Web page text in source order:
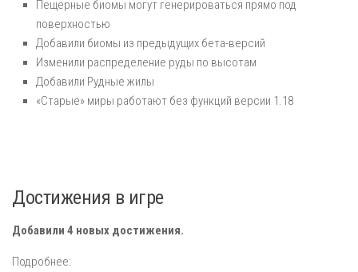
Пещерные биомы могут генерироваться прямо под
поверхностью
Добавили биомы из предыдущих бета-версий
Изменили распределение руды по высотам
Добавили Рудные жилы
«Старые» миры работают без функций версии 1.18
Достижения в игре
Добавили 4 новых достижения.
Подробнее: